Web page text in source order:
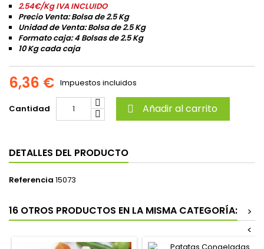
2.54€/Kg IVA INCLUIDO
Precio Venta: Bolsa de 2.5 Kg
Unidad de Venta: Bolsa de 2.5 Kg
Formato caja: 4 Bolsas de 2.5 Kg
10 Kg cada caja
6,36 € Impuestos incluidos
Cantidad  Añadir al carrito
DETALLES DEL PRODUCTO
Referencia 15073
16 OTROS PRODUCTOS EN LA MISMA CATEGORÍA:
>
<